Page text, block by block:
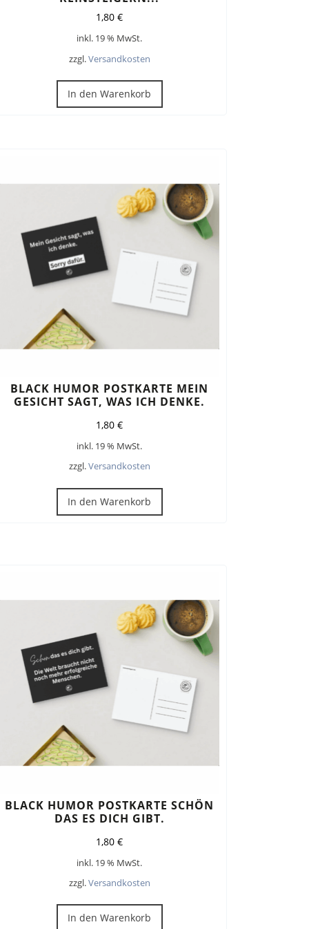
1,80€
inkl. 19 % MwSt.
zzgl.Versandkosten
In den Warenkorb
BLACK HUMOR POSTKARTE MEIN
GESICHT SAGT, WAS ICH DENKE.
1,80€
inkl. 19 % MwSt.
zzgl.Versandkosten
In den Warenkorb
BLACK HUMOR POSTKARTE SCHÖN
DAS ES DICH GIBT.
1,80€
inkl. 19 % MwSt.
zzgl.Versandkosten
In den Warenkorb